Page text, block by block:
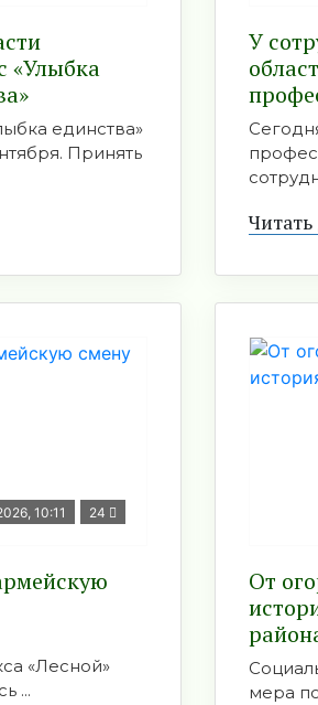
«Улыбка
единства»
Принять
У
10:11 24
«Лесной»
...
От
мера